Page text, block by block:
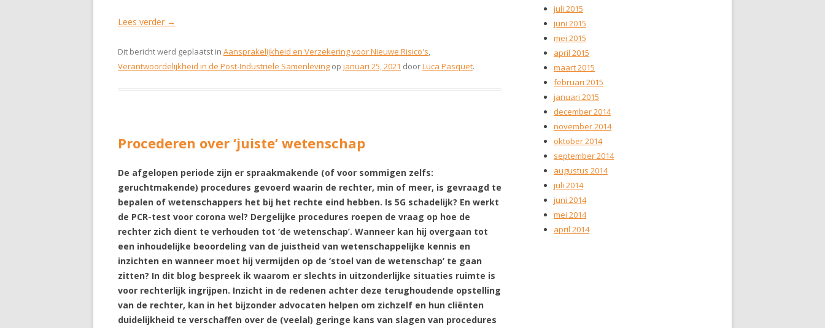
Lees verder →
Dit bericht werd geplaatst in Aansprakelijkheid en Verzekering voor Nieuwe Risico's,
Verantwoordelijkheid in de Post-Industriële Samenleving op januari 25, 2021 doorLuca Pasquet.
Procederen over ‘juiste’ wetenschap
De afgelopen periode zijn er spraakmakende (of voor sommigen zelfs:
geruchtmakende) procedures gevoerd waarin de rechter, min of meer, is gevraagd te
bepalen of wetenschappers het bij het rechte eind hebben. Is 5G schadelijk? En werkt
de PCR-test voor corona wel? Dergelijke procedures roepen de vraag op hoe de
rechter zich dient te verhouden tot ‘de wetenschap’. Wanneer kan hij overgaan tot
een inhoudelijke beoordeling van de juistheid van wetenschappelijke kennis en
inzichten en wanneer moet hij vermijden op de ‘stoel van de wetenschap’ te gaan
zitten? In dit blog bespreek ik waarom er slechts in uitzonderlijke situaties ruimte is
voor rechterlijk ingrijpen. Inzicht in de redenen achter deze terughoudende opstelling
van de rechter, kan in het bijzonder advocaten helpen om zichzelf en hun cliënten
duidelijkheid te verschaffen over de (veelal) geringe kans van slagen van procedures
juli 2015
juni 2015
mei 2015
april 2015
maart 2015
februari 2015
januari 2015
december 2014
november 2014
oktober 2014
september 2014
augustus 2014
juli 2014
juni 2014
mei 2014
april 2014